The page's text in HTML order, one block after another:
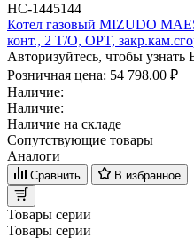
НС-1445144
Котел газовый MIZUDO
конт., 2 Т/O, OPT,
Авторизуйтесь, чтобы
Розничная цена: 54 798.00 ₽
Наличие:
Наличие:
Наличие на складе
Сопутствующие товары
Аналоги
Сравнить В избранное
Товары серии
Товары серии